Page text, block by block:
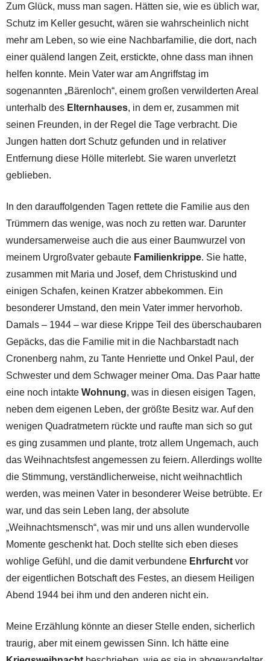
Zum Glück, muss man sagen. Hätten sie, wie es üblich war,
Schutz im Keller gesucht, wären sie wahrscheinlich nicht
mehr am Leben, so wie eine Nachbarfamilie, die dort, nach
einer quälend langen Zeit, erstickte, ohne dass man ihnen
helfen konnte. Mein Vater war am Angriffstag im
sogenannten „Bärenloch“, einem großen verwilderten Areal
unterhalb des Elternhauses, in dem er, zusammen mit
seinen Freunden, in der Regel die Tage verbracht. Die
Jungen hatten dort Schutz gefunden und in relativer
Entfernung diese Hölle miterlebt. Sie waren unverletzt
geblieben.
In den darauffolgenden Tagen rettete die Familie aus den
Trümmern das wenige, was noch zu retten war. Darunter
wundersamerweise auch die aus einer Baumwurzel von
meinem Urgroßvater gebaute Familienkrippe. Sie hatte,
zusammen mit Maria und Josef, dem Christuskind und
einigen Schafen, keinen Kratzer abbekommen. Ein
besonderer Umstand, den mein Vater immer hervorhob.
Damals – 1944 – war diese Krippe Teil des überschaubaren
Gepäcks, das die Familie mit in die Nachbarstadt nach
Cronenberg nahm, zu Tante Henriette und Onkel Paul, der
Schwester und dem Schwager meiner Oma. Das Paar hatte
eine noch intakte Wohnung, was in diesen eisigen Tagen,
neben dem eigenen Leben, der größte Besitz war. Auf den
wenigen Quadratmetern rückte und raufte man sich so gut
es ging zusammen und plante, trotz allem Ungemach, auch
das Weihnachtsfest angemessen zu feiern. Allerdings wollte
die Stimmung, verständlicherweise, nicht weihnachtlich
werden, was meinen Vater in besonderer Weise betrübte. Er
war, und das sein Leben lang, der absolute
„Weihnachtsmensch“, was mir und uns allen wundervolle
Momente geschenkt hat. Doch stellte sich eben dieses
wohlige Gefühl, und die damit verbundene Ehrfurcht vor
der eigentlichen Botschaft des Festes, an diesem Heiligen
Abend 1944 bei ihm und den anderen nicht ein.
Meine Erzählung könnte an dieser Stelle enden, sicherlich
traurig, aber mit einem gewissen Sinn. Ich hätte eine